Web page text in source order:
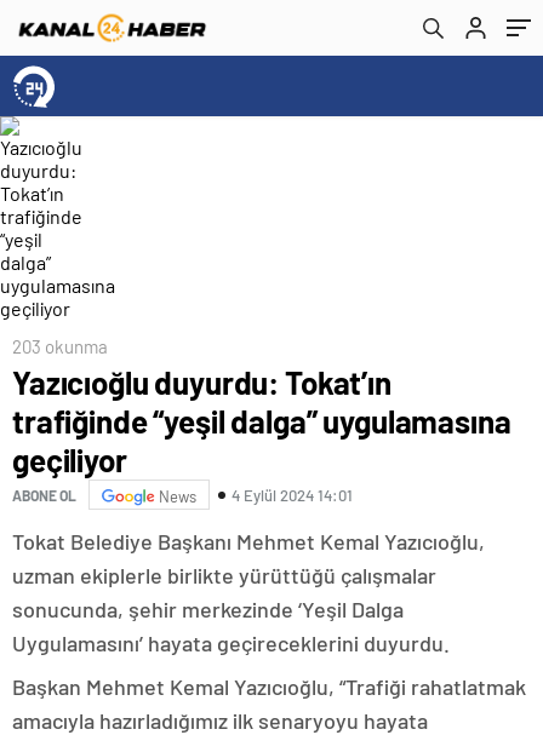
203 okunma
Yazıcıoğlu duyurdu: Tokat’ın
trafiğinde “yeşil dalga” uygulamasına
geçiliyor
ABONE OL News 4 Eylül 2024 14:01
Tokat Belediye Başkanı Mehmet Kemal Yazıcıoğlu,
uzman ekiplerle birlikte yürüttüğü çalışmalar
sonucunda, şehir merkezinde ‘Yeşil Dalga
Uygulamasını’ hayata geçireceklerini duyurdu.
Başkan Mehmet Kemal Yazıcıoğlu, “Trafiği rahatlatmak
amacıyla hazırladığımız ilk senaryoyu hayata